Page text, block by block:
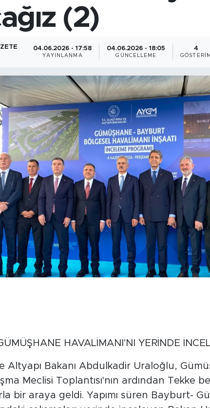
(2)
04.06.2026 - 17:58
YAYINLANMA
04.06.2026 - 18:05
GÜNCELLEME
4
GÖSTERIM
HAVALİMANI'NI YERİNDE
Altyapı Bakanı Abdulkadir Uraloğlu,
Meclisi Toplantısı'nın ardından Tekke
bir araya geldi. Yapımı süren Bayburt-